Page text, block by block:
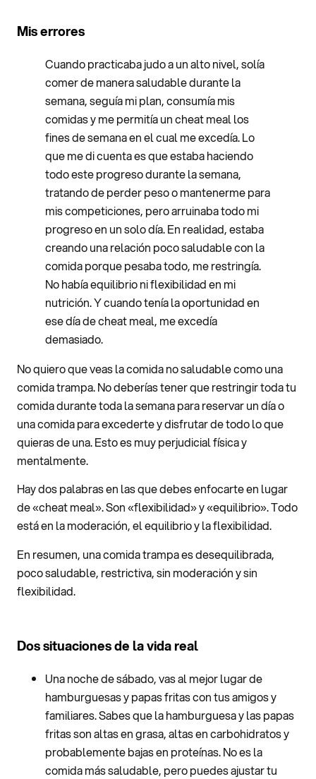
Mis errores
Cuando practicaba judo a un alto nivel, solía
comer de manera saludable durante la
semana, seguía mi plan, consumía mis
comidas y me permitía un cheat meal los
fines de semana en el cual me excedía. Lo
que me di cuenta es que estaba haciendo
todo este progreso durante la semana,
tratando de perder peso o mantenerme para
mis competiciones, pero arruinaba todo mi
progreso en un solo día. En realidad, estaba
creando una relación poco saludable con la
comida porque pesaba todo, me restringía.
No había equilibrio ni flexibilidad en mi
nutrición. Y cuando tenía la oportunidad en
ese día de cheat meal, me excedía
demasiado.
No quiero que veas la comida no saludable como una
comida trampa. No deberías tener que restringir toda tu
comida durante toda la semana para reservar un día o
una comida para excederte y disfrutar de todo lo que
quieras de una. Esto es muy perjudicial física y
mentalmente.
Hay dos palabras en las que debes enfocarte en lugar
de «cheat meal». Son «flexibilidad» y «equilibrio». Todo
está en la moderación, el equilibrio y la flexibilidad.
En resumen, una comida trampa es desequilibrada,
poco saludable, restrictiva, sin moderación y sin
flexibilidad.
Dos situaciones de la vida real
Una noche de sábado, vas al mejor lugar de
hamburguesas y papas fritas con tus amigos y
familiares. Sabes que la hamburguesa y las papas
fritas son altas en grasa, altas en carbohidratos y
probablemente bajas en proteínas. No es la
comida más saludable, pero puedes ajustar tu